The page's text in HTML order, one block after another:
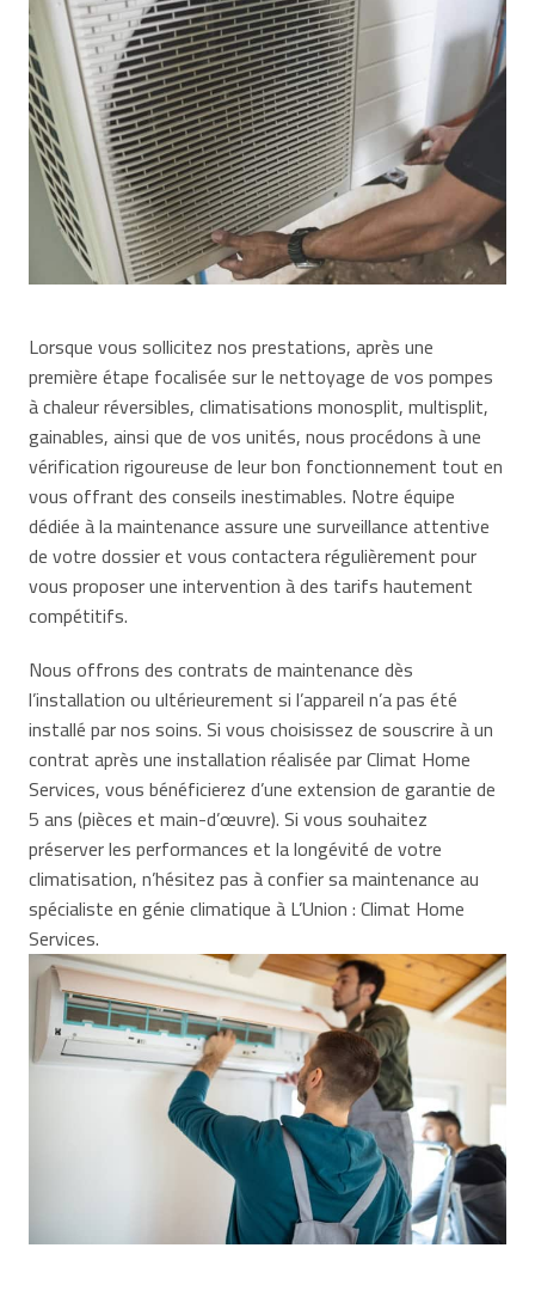
Lorsque vous sollicitez nos prestations, après une
première étape focalisée sur le nettoyage de vos pompes
à chaleur réversibles, climatisations monosplit, multisplit,
gainables, ainsi que de vos unités, nous procédons à une
vérification rigoureuse de leur bon fonctionnement tout en
vous offrant des conseils inestimables. Notre équipe
dédiée à la maintenance assure une surveillance attentive
de votre dossier et vous contactera régulièrement pour
vous proposer une intervention à des tarifs hautement
compétitifs.
Nous offrons des contrats de maintenance dès
l’installation ou ultérieurement si l’appareil n’a pas été
installé par nos soins. Si vous choisissez de souscrire à un
contrat après une installation réalisée par Climat Home
Services, vous bénéficierez d’une extension de garantie de
5 ans (pièces et main-d’œuvre). Si vous souhaitez
préserver les performances et la longévité de votre
climatisation, n’hésitez pas à confier sa maintenance au
spécialiste en génie climatique à L’Union : Climat Home
Services.